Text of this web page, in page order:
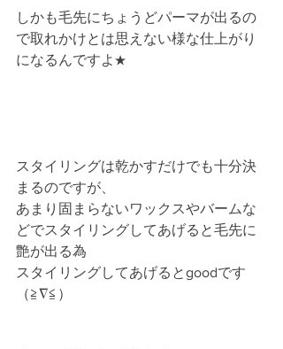
しかも毛先にちょうどパーマが出るの
で取れかけとは思えない様な仕上がり
になるんですよ★
スタイリングは乾かすだけでも十分決
まるのですが、
あまり固まらないワックスやバームな
どでスタイリングしてあげると毛先に
艶が出る為
スタイリングしてあげるとgoodです
（≧∇≦）